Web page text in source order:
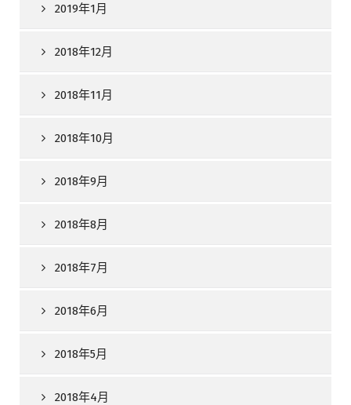
2019年1月
2018年12月
2018年11月
2018年10月
2018年9月
2018年8月
2018年7月
2018年6月
2018年5月
2018年4月